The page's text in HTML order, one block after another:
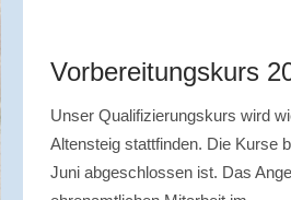
Vorbereitungskurs
Unser Qualifizierungskurs wird
Altensteig stattfinden. Die Kurse
Juni abgeschlossen ist. Das